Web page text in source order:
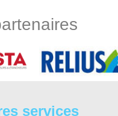
des différents meubles.
services